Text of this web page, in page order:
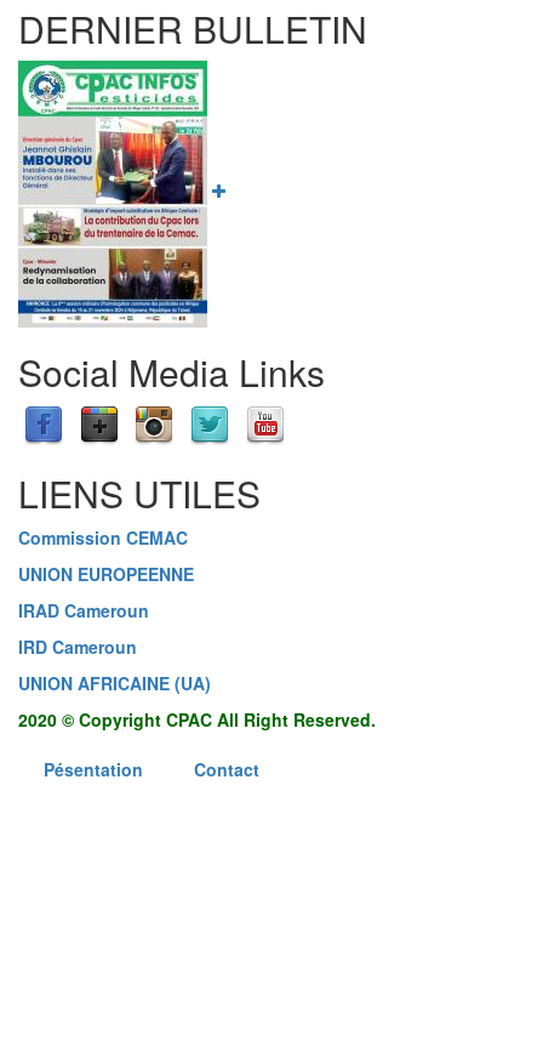
DERNIER BULLETIN
Social Media Links
LIENS UTILES
Commission CEMAC
UNION EUROPEENNE
IRAD Cameroun
IRD Cameroun
UNION AFRICAINE (UA)
2020 © Copyright CPAC All Right Reserved.
Pésentation Contact